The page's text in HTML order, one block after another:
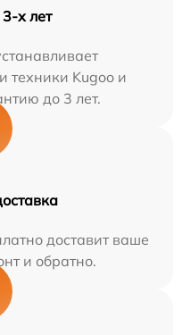
х лет
техники Kugoo и
до 3 лет.
доставит ваше
и обратно.